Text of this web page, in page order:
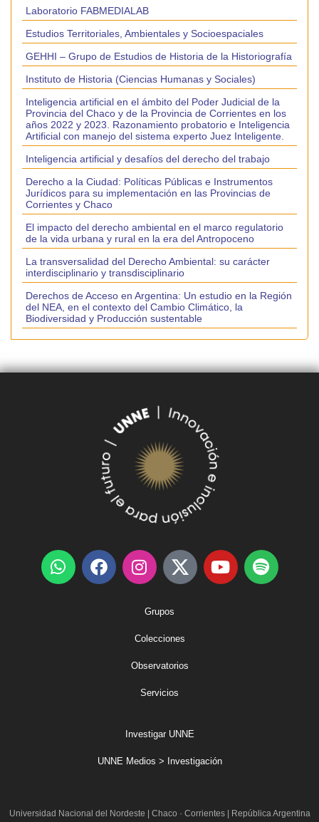
Laboratorio FABMEDIALAB
Estudios Territoriales, Ambientales y Socioespaciales
GEHHI – Grupo de Estudios de Historia de la Historiografía
Instituto de Historia (Ciencias Humanas y Sociales)
Inteligencia artificial en el ámbito del Poder Judicial de la
Provincia del Chaco y de la Provincia de Corrientes en los
años 2022 y 2023. Razonamiento probatorio e Inteligencia
Artificial con manejo del sistema experto Juez Inteligente.
Inteligencia artificial y desafíos del derecho del trabajo
Derecho a la Ciudad: Políticas Públicas e Instrumentos
Jurídicos para su implementación en las Provincias de
Corrientes y Chaco
El impacto del derecho ambiental en el marco regulatorio
de la vida urbana y rural en la era del Antropoceno
La transversalidad del Derecho Ambiental: su carácter
interdisciplinario y transdisciplinario
Derechos de Acceso en Argentina: Un estudio en la Región
del NEA, en el contexto del Cambio Climático, la
Biodiversidad y Producción sustentable
Grupos
Colecciones
Observatorios
Servicios
Investigar UNNE
UNNE Medios > Investigación
Universidad Nacional del Nordeste Chaco · Corrientes | República Argentina